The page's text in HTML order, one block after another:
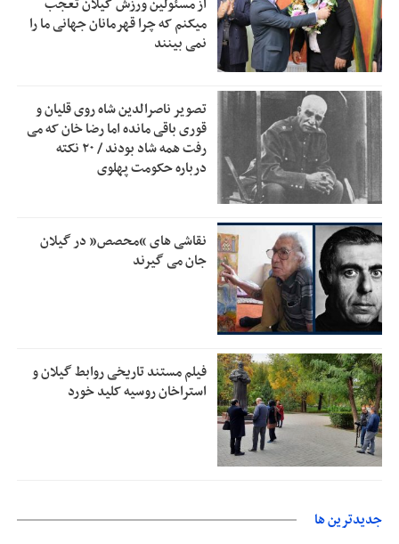
0:51
پزشکیان‌: بهترین زمان برای دستیابی به توافق شرایط کنونی است/
از حقوق ملت کوتاه نمی‌آییم
13:01
عارف: جنگ اصلی امروز، جنگ روایت‌ها بر سر امید و هویت ملی
است
12:57
هشدار معاون وظیفه عمومی گیلان به سربازان فراری؛ اعطای
معافیت شایعه است
12:54
پاکستان: باید در برابر اسرائیل متحد شویم؛ عادی‌سازی هیچ
سودی ندارد
10:24 جهانگیر: امروز خبرنگاران ایران به عنوان خار چشم می‌درخشند
10:08
اتفاق عجیب در استقلال؛ امضای شجاعی پای صورت‌های مالی
٩ماه پس از استعفا
از مسئولین ورزش گیلان تعجب
میکنم که چرا قهرمانان جهانی ما را
نمی بینند
تصویر ناصرالدین شاه روی قلیان و
قوری باقی مانده اما رضا خان که می
رفت همه شاد بودند / ۲۰ نکته
درباره حکومت پهلوی
نقاشی های “محصص” در گیلان
جان می گیرند
فیلم مستند تاریخی روابط گیلان و
استراخان روسیه کلید خورد
جديدترين ها